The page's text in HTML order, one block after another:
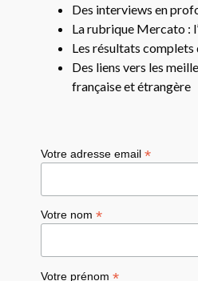
Des interviews en
La rubrique Mercato :
Les résultats complets
Des liens vers les
française et étrangère
Votre adresse email*
Votre nom*
Votre prénom